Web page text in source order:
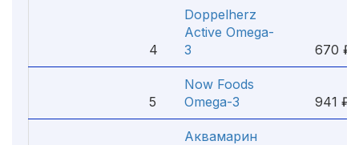
4
Doppelherz
Active Omega-
3
670 ₽
5
Now Foods
Omega-3
941 ₽
Аквамарин